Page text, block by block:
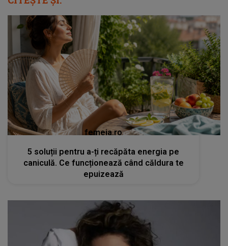
femeia.ro
5 soluții pentru a-ți recăpăta energia pe
caniculă. Ce funcționează când căldura te
epuizează